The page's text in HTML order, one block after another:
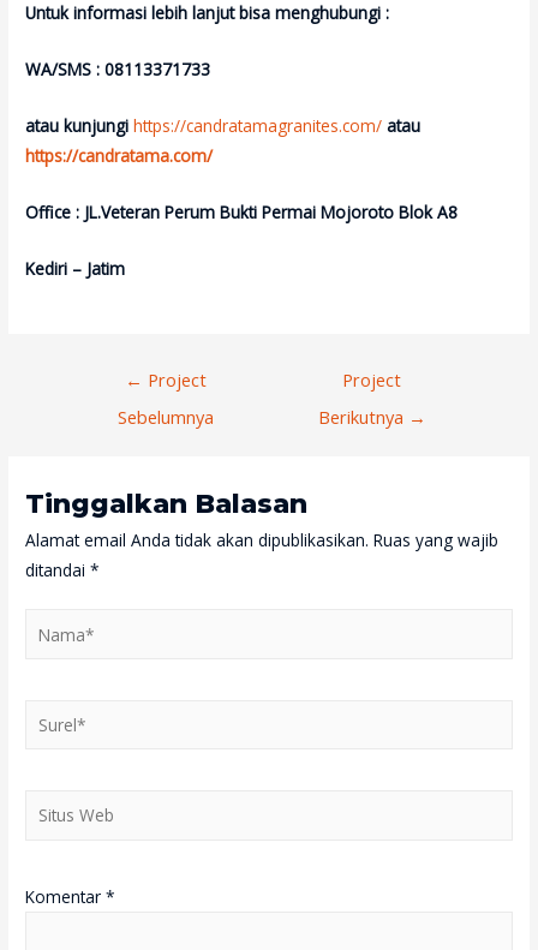
Untuk informasi lebih lanjut bisa menghubungi :
WA/SMS : 08113371733
atau kunjungihttps://candratamagranites.com/ atau
https://candratama.com/
Office : JL.Veteran Perum Bukti Permai Mojoroto Blok A8
Kediri – Jatim
Navigasi
Pos
← Project
Sebelumnya
Project
Berikutnya →
Tinggalkan Balasan
Alamat email Anda tidak akan dipublikasikan. Ruas yang wajib
ditandai*
Situs
Komentar*